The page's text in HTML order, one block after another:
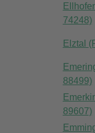
74248)
Elztal
88499)
89607)